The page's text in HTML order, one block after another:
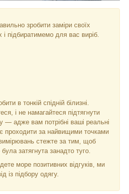
зробити заміри своїх
і підбиратимемо для вас виріб.
в тонкій спідній білизні.
і не намагайтеся підтягнути
— адже вам потрібні ваші реальні
проходити за найвищими точками
стежте за тим, щоб
затягнута занадто туго.
море позитивних відгуків, ми
із підбору одягу.